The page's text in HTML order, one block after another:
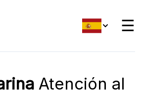
☰
Atención al